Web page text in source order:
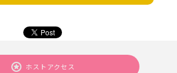
ホストアクセス